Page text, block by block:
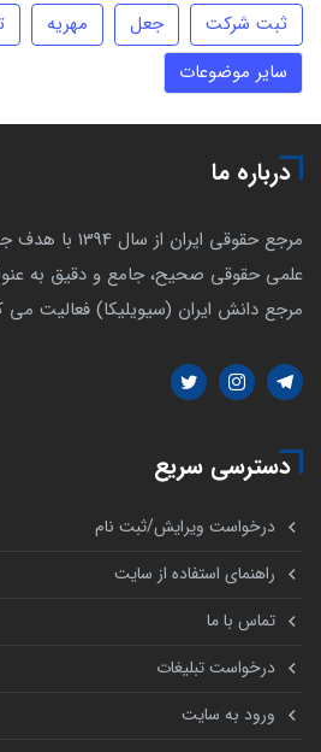
ثبت شرکت
جعل مهریه
سایر موضوعات
درباره ما
مرجع حقوقی
علمی حقوقی صحیح، جامع و دقیق به
مرجع دانش ایران (سیویلیکا) فعالیت می
دسترسی سریع
درخواست ویرایش/ثبت نام
راهنمای استفاده از سایت
تماس با ما
درخواست تبلیغات
ورود به سایت